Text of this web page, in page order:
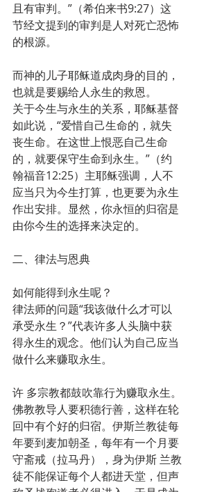
且有审判。”（希伯来书9:27）这
节经文提到的审判是人对死亡恐怖
的根源。
而神的儿子耶稣道成肉身的目的，
也就是要赐给人永生的救恩。
关于今生与永生的关系，耶稣基督
如此说，“爱惜自己生命的，就失
丧生命。在这世上恨恶自己生命
的，就要保守生命到永生。”（约
翰福音12:25）主耶稣强调，人不
应当只为今生打算，也更要为永生
作出安排。显然，你永恒的归宿是
由你今生的选择来决定的。
二、律法与恩典
如何能得到永生呢？
律法师的问题“我该做什么才可以
承受永生？”代表许多人头脑中获
得永生的观念。他们认为自己应当
做什么来赚取永生。
许 多宗教都鼓吹靠行为赚取永生。
佛教教导人要积德行善，这样在轮
回中有个好的归宿。伊斯兰教徒每
年要到麦加朝圣，每年有一个月要
守斋戒（拉马丹），身为伊斯 兰教
徒不能保证每个人都进天堂，但声